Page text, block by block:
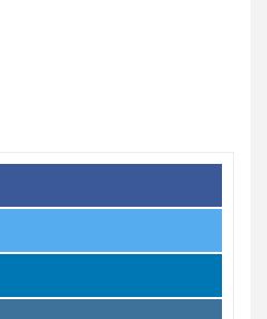
ने पुलिस से कार्रवाई की लगाई
फरोख्त के आरोप